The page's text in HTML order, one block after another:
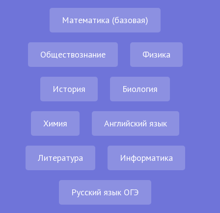
Математика (базовая)
Обществознание Физика
История Биология
Химия Английский язык
Литература Информатика
Русский язык ОГЭ